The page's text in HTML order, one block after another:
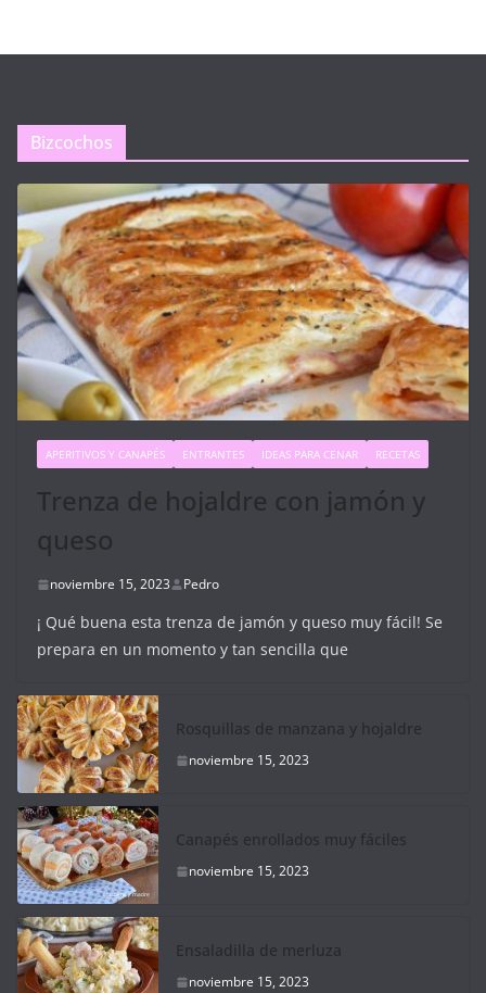
Bizcochos
APERITIVOS Y CANAPÉS ENTRANTES IDEAS PARA CENAR RECETAS
Trenza de hojaldre con jamón y
queso
noviembre 15, 2023 Pedro
¡ Qué buena esta trenza de jamón y queso muy fácil! Se
prepara en un momento y tan sencilla que
Rosquillas de manzana y hojaldre
noviembre 15, 2023
Canapés enrollados muy fáciles
noviembre 15, 2023
Ensaladilla de merluza
noviembre 15, 2023